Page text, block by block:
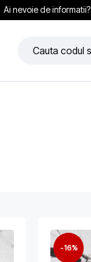
Ai nevoie de informatii?
-16%